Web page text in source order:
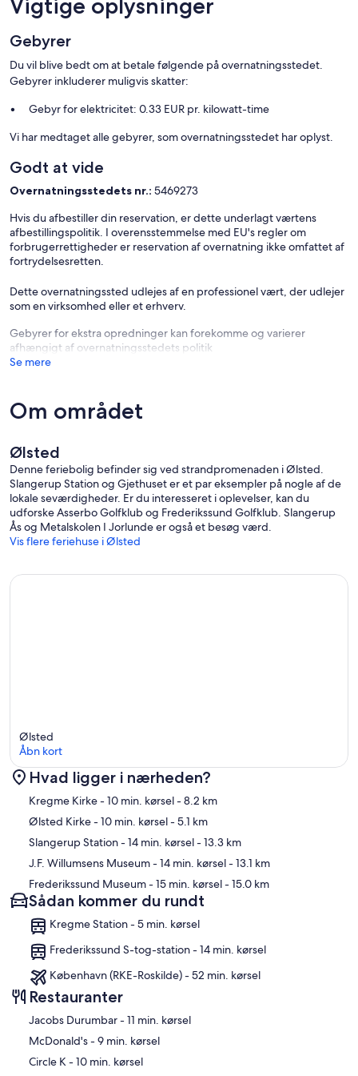
- Håndklæder kan ikke lejes
- Barnestol: 1
Vigtige oplysninger
Gebyrer
Du vil blive bedt om at betale følgende på overnatningsstedet.
Gebyrer inkluderer muligvis skatter:
Gebyr for elektricitet: 0.33 EUR pr. kilowatt-time
Vi har medtaget alle gebyrer, som overnatningsstedet har oplyst.
Godt at vide
Overnatningsstedets nr.: 5469273
Hvis du afbestiller din reservation, er dette underlagt værtens
afbestillingspolitik. I overensstemmelse med EU's regler om
forbrugerrettigheder er reservation af overnatning ikke omfattet af
fortrydelsesretten.
Dette overnatningssted udlejes af en professionel vært, der udlejer
som en virksomhed eller et erhverv.
Gebyrer for ekstra opredninger kan forekomme og varierer
afhængigt af overnatningsstedets politik
Se mere
Om området
Ølsted
Denne feriebolig befinder sig ved strandpromenaden i Ølsted.
Slangerup Station og Gjethuset er et par eksempler på nogle af de
lokale seværdigheder. Er du interesseret i oplevelser, kan du
udforske Asserbo Golfklub og Frederikssund Golfklub. Slangerup
Ås og Metalskolen I Jorlunde er også et besøg værd.
Vis flere feriehuse i Ølsted
Kort
Ølsted
Åbn kort
Hvad ligger i nærheden?
Kregme Kirke- 10 min. kørsel- 8.2 km
Ølsted Kirke- 10 min. kørsel- 5.1 km
Slangerup Station- 14 min. kørsel- 13.3 km
J.F. Willumsens Museum- 14 min. kørsel- 13.1 km
Frederikssund Museum- 15 min. kørsel- 15.0 km
Sådan kommer du rundt
Kregme Station - 5 min. kørsel
Frederikssund S-tog-station - 14 min. kørsel
København (RKE-Roskilde) - 52 min. kørsel
Restauranter
‪Jacobs Durumbar - ‬11 min. kørsel
‪McDonald's - ‬9 min. kørsel
‪Circle K - ‬10 min. kørsel